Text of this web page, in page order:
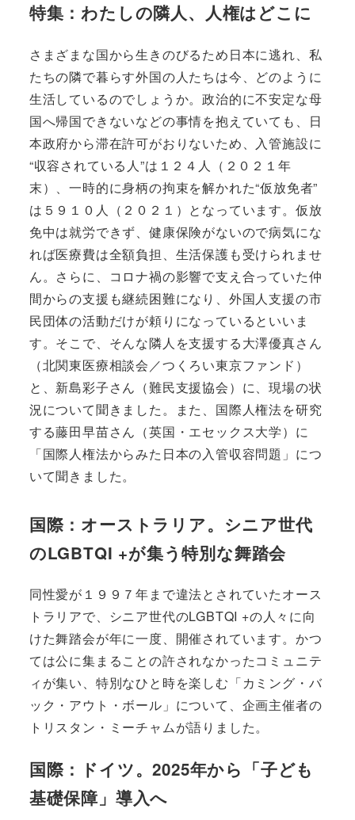
特集：わたしの隣人、人権はどこに
さまざまな国から生きのびるため日本に逃れ、私
たちの隣で暮らす外国の人たちは今、どのように
生活しているのでしょうか。政治的に不安定な母
国へ帰国できないなどの事情を抱えていても、日
本政府から滞在許可がおりないため、入管施設に
“収容されている人”は１２４人（２０２１年
末）、一時的に身柄の拘束を解かれた“仮放免者”
は５９１０人（２０２１）となっています。仮放
免中は就労できず、健康保険がないので病気にな
れば医療費は全額負担、生活保護も受けられませ
ん。さらに、コロナ禍の影響で支え合っていた仲
間からの支援も継続困難になり、外国人支援の市
民団体の活動だけが頼りになっているといいま
す。そこで、そんな隣人を支援する大澤優真さん
（北関東医療相談会／つくろい東京ファンド）
と、新島彩子さん（難民支援協会）に、現場の状
況について聞きました。また、国際人権法を研究
する藤田早苗さん（英国・エセックス大学）に
「国際人権法からみた日本の入管収容問題」につ
いて聞きました。
国際：オーストラリア。シニア世代
のLGBTQI +が集う特別な舞踏会
同性愛が１９９７年まで違法とされていたオース
トラリアで、シニア世代のLGBTQI +の人々に向
けた舞踏会が年に一度、開催されています。かつ
ては公に集まることの許されなかったコミュニテ
ィが集い、特別なひと時を楽しむ「カミング・バ
ック・アウト・ボール」について、企画主催者の
トリスタン・ミーチャムが語りました。
国際：ドイツ。2025年から「子ども
基礎保障」導入へ